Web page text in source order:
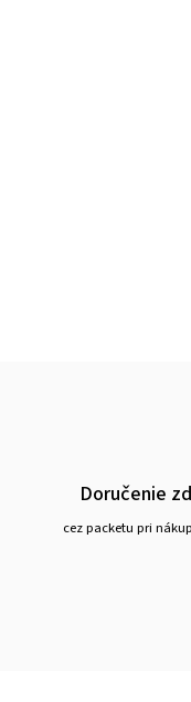
Doručenie
cez packetu pri